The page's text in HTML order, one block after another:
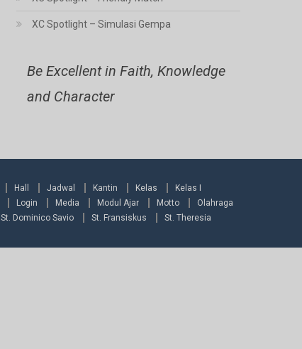
XC Spotlight – Simulasi Gempa
Be Excellent in Faith, Knowledge
and Character
Hall Jadwal Kantin Kelas
Kelas I
Login Media Modul Ajar Motto
Olahraga
St. Dominico Savio St. Fransiskus
St. Theresia